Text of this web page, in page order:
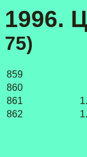
1996.
75)
859
860
861
862